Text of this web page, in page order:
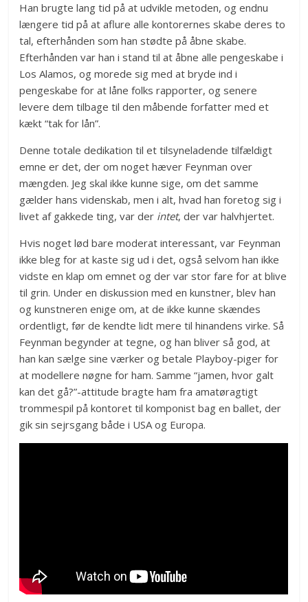
Han brugte lang tid på at udvikle metoden, og endnu
længere tid på at aflure alle kontorernes skabe deres to
tal, efterhånden som han stødte på åbne skabe.
Efterhånden var han i stand til at åbne alle pengeskabe i
Los Alamos, og morede sig med at bryde ind i
pengeskabe for at låne folks rapporter, og senere
levere dem tilbage til den måbende forfatter med et
kækt “tak for lån”.
Denne totale dedikation til et tilsyneladende tilfældigt
emne er det, der om noget hæver Feynman over
mængden. Jeg skal ikke kunne sige, om det samme
gælder hans videnskab, men i alt, hvad han foretog sig i
livet af gakkede ting, var der intet, der var halvhjertet.
Hvis noget lød bare moderat interessant, var Feynman
ikke bleg for at kaste sig ud i det, også selvom han ikke
vidste en klap om emnet og der var stor fare for at blive
til grin. Under en diskussion med en kunstner, blev han
og kunstneren enige om, at de ikke kunne skændes
ordentligt, før de kendte lidt mere til hinandens virke. Så
Feynman begynder at tegne, og han bliver så god, at
han kan sælge sine værker og betale Playboy-piger for
at modellere nøgne for ham. Samme “jamen, hvor galt
kan det gå?”-attitude bragte ham fra amatøragtigt
trommespil på kontoret til komponist bag en ballet, der
gik sin sejrsgang både i USA og Europa.